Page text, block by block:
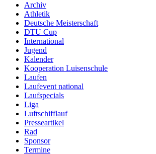
Archiv
Athletik
Deutsche Meisterschaft
DTU Cup
International
Jugend
Kalender
Kooperation Luisenschule
Laufen
Laufevent national
Laufspecials
Liga
Luftschifflauf
Presseartikel
Rad
Sponsor
Termine